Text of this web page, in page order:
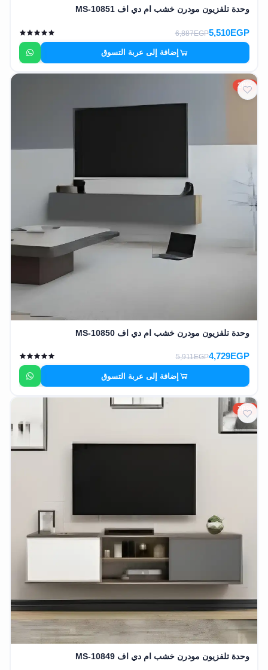
وحدة تلفزيون مودرن خشب ام دي اف MS-10851
5,510EGP
6,887EGP
إضافة إلى عربة التسوق
20%
وحدة تلفزيون مودرن خشب ام دي اف MS-10850
4,729EGP
5,911EGP
إضافة إلى عربة التسوق
20%
وحدة تلفزيون مودرن خشب ام دي اف MS-10849